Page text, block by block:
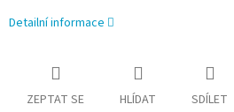
Detailní informace
ZEPTAT SE HLÍDAT SDÍLET